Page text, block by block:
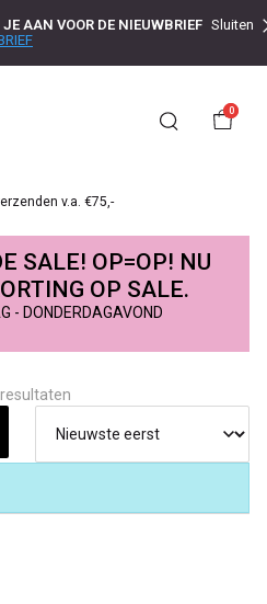
AAN VOOR DE NIEUWBRIEF Sluiten
0
v.a. €75,-
SALE! OP=OP! NU
OP SALE.
- DONDERDAGAVOND